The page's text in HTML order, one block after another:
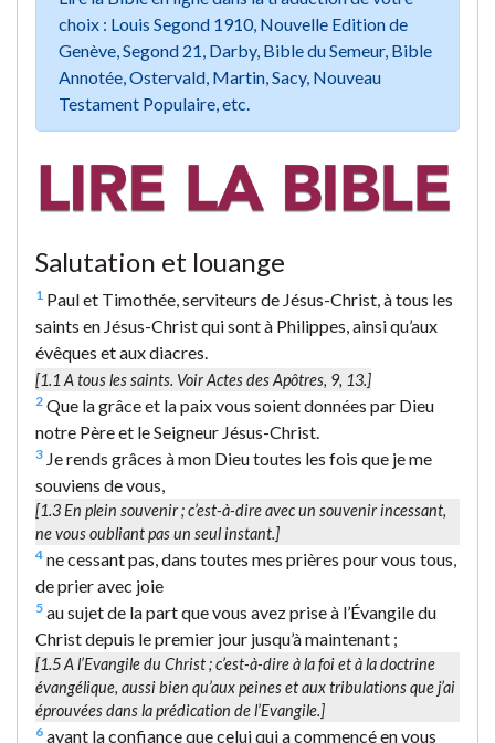
choix : Louis Segond 1910, Nouvelle Edition de
Genève, Segond 21, Darby, Bible du Semeur, Bible
Annotée, Ostervald, Martin, Sacy, Nouveau
Testament Populaire, etc.
Salutation et louange
1 Paul et Timothée, serviteurs de Jésus-Christ, à tous les
saints en Jésus-Christ qui sont à Philippes, ainsi qu’aux
évêques et aux diacres.
[1.1 A tous les saints. Voir Actes des Apôtres, 9, 13.]
2 Que la grâce et la paix vous soient données par Dieu
notre Père et le Seigneur Jésus-Christ.
3 Je rends grâces à mon Dieu toutes les fois que je me
souviens de vous,
[1.3En plein souvenir; c’est-à-dire avec un souvenir incessant,
ne vous oubliant pas un seul instant.]
4 ne cessant pas, dans toutes mes prières pour vous tous,
de prier avec joie
5 au sujet de la part que vous avez prise à l’Évangile du
Christ depuis le premier jour jusqu’à maintenant ;
[1.5A l’Evangile du Christ; c’est-à-dire à la foi et à la doctrine
évangélique, aussi bien qu’aux peines et aux tribulations que j’ai
éprouvées dans la prédication de l’Evangile.]
6 ayant la confiance que celui qui a commencé en vous